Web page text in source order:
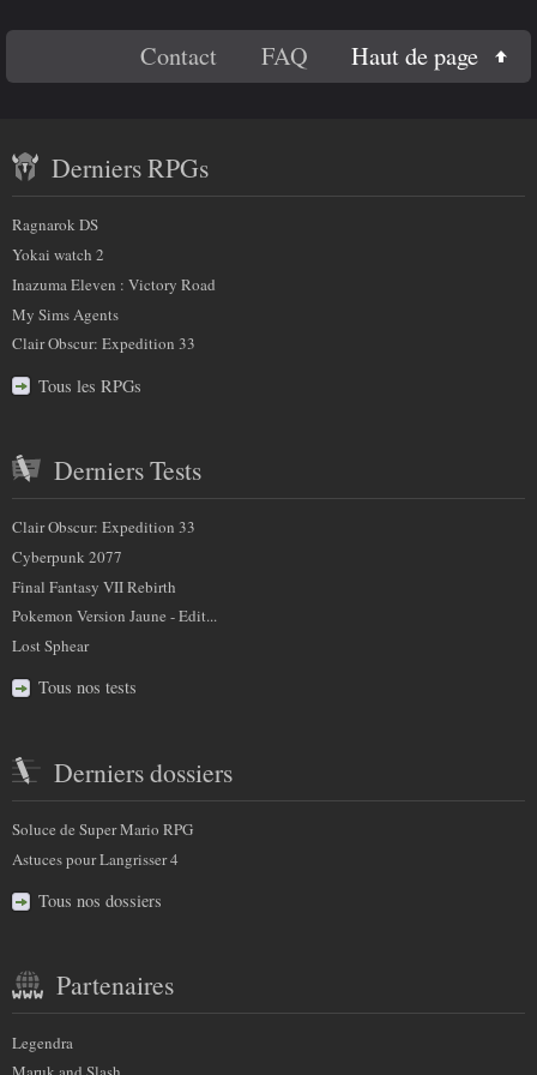
p
)
:
Titre 4
Code
savoir
plus
sur
nous
Contact FAQ Haut de page
récent
et
partenaires
Derniers RPGs
Ragnarok DS
Yokai watch 2
Inazuma Eleven : Victory Road
My Sims Agents
Clair Obscur: Expedition 33
Tous les RPGs
Derniers Tests
Clair Obscur: Expedition 33
Cyberpunk 2077
Final Fantasy VII Rebirth
Pokemon Version Jaune - Edit...
Lost Sphear
Tous nos tests
Derniers dossiers
Soluce de Super Mario RPG
Astuces pour Langrisser 4
Tous nos dossiers
Partenaires
Legendra